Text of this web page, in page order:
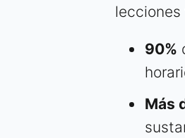
lecciones
90%
Más